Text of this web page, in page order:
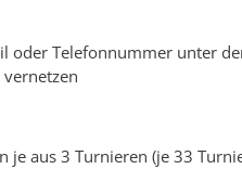
oder Telefonnummer unter
je aus 3 Turnieren (je 33